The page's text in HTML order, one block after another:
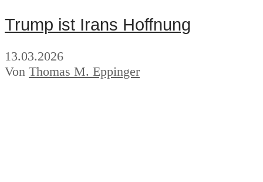
Trump ist Irans Hoffnung
13.03.2026
Von Thomas M. Eppinger